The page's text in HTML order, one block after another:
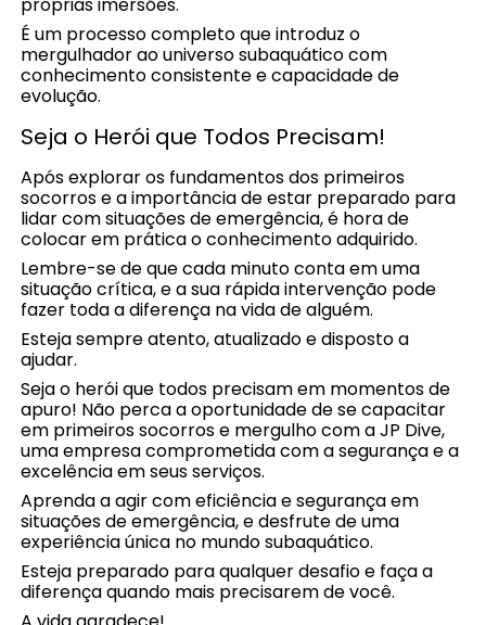
É um processo completo que introduz o
mergulhador ao universo subaquático com
conhecimento consistente e capacidade de
evolução.
Seja o Herói que Todos Precisam!
Após explorar os fundamentos dos primeiros
socorros e a importância de estar preparado para
lidar com situações de emergência, é hora de
colocar em prática o conhecimento adquirido.
Lembre-se de que cada minuto conta em uma
situação crítica, e a sua rápida intervenção pode
fazer toda a diferença na vida de alguém.
Esteja sempre atento, atualizado e disposto a
ajudar.
Seja o herói que todos precisam em momentos de
apuro! Não perca a oportunidade de se capacitar
em primeiros socorros e mergulho com a JP Dive,
uma empresa comprometida com a segurança e a
excelência em seus serviços.
Aprenda a agir com eficiência e segurança em
situações de emergência, e desfrute de uma
experiência única no mundo subaquático.
Esteja preparado para qualquer desafio e faça a
diferença quando mais precisarem de você.